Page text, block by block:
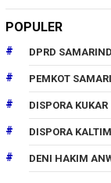
POPULER
DPRD
PEMKOT
DISPORA KUKAR
DISPORA KALTIM
DENI HAKIM